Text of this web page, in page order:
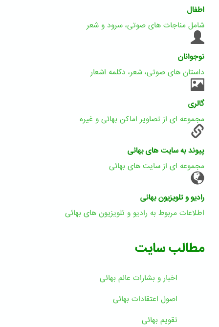
اطفال
شامل مناجات های صوتی، سرود و شعر
نوجوانان
داستان های صوتی، شعر، دکلمه اشعار
گالری
مجموعه ای از تصاویر اماکن بهائی و غیره
پیوند به سایت های بهائی
مجموعه ای از سایت های بهائی
رادیو و تلویزیون بهائی
اطلاعات مربوط به رادیو و تلویزیون های بهائی
مطالب سایت
اخبار و بشارات عالم بهائى
اصول اعتقادات بهائی
تقویم بهائی